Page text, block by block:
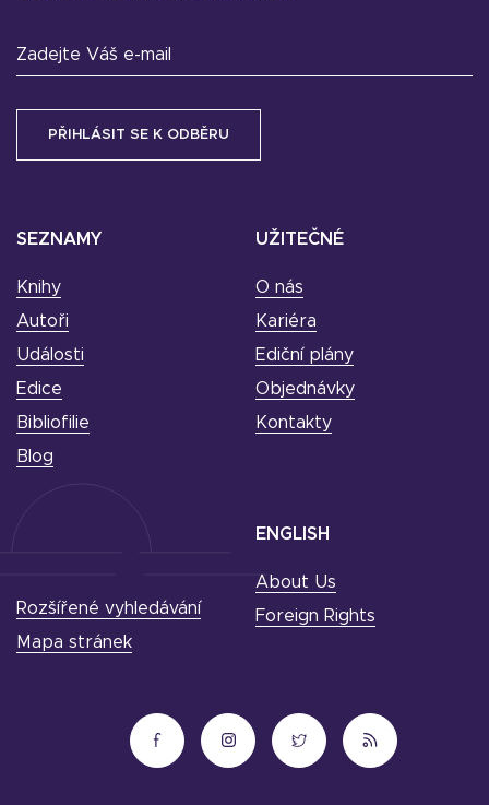
SEZNAMY
Knihy
Autoři
Události
Edice
Bibliofilie
Blog
UŽITEČNÉ
O nás
Kariéra
Ediční plány
Objednávky
Kontakty
Zadejte Váš e-mail
ENGLISH
About Us
Foreign Rights
Rozšířené vyhledávání
Mapa stránek